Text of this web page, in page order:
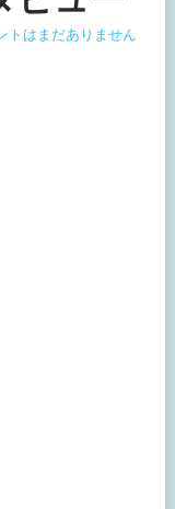
トはまだありません